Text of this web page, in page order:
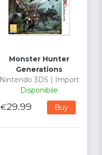
Monster Hunter
Generations
Nintendo 3DS | Import
Disponibile
€29.99 Buy